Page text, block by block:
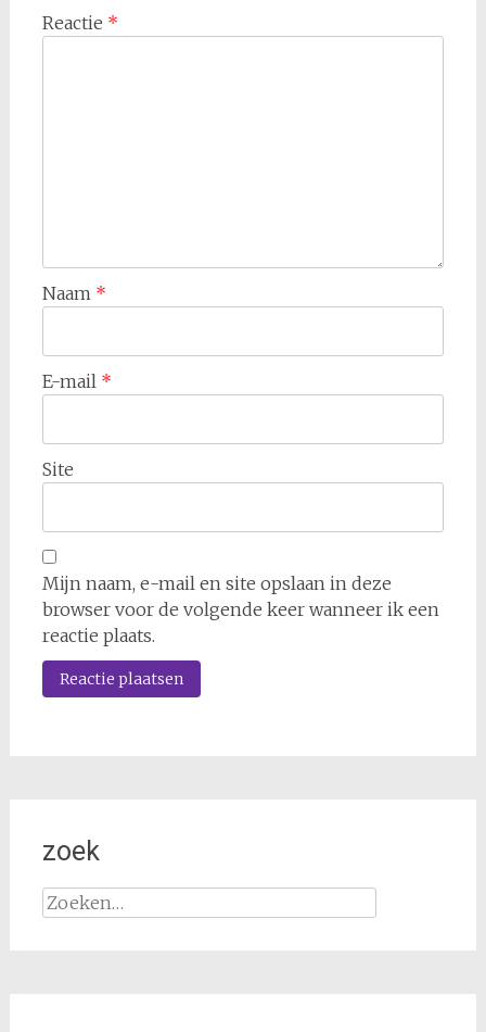
Reactie *
Naam *
E-mail *
Site
Mijn naam, e-mail en site opslaan in deze
browser voor de volgende keer wanneer ik een
reactie plaats.
zoek
Zoeken
naar: